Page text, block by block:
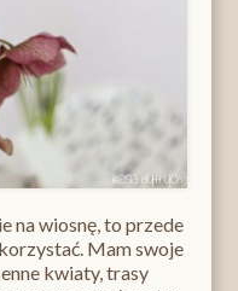
na wiosnę, to przede
Mam swoje
kwiaty, trasy